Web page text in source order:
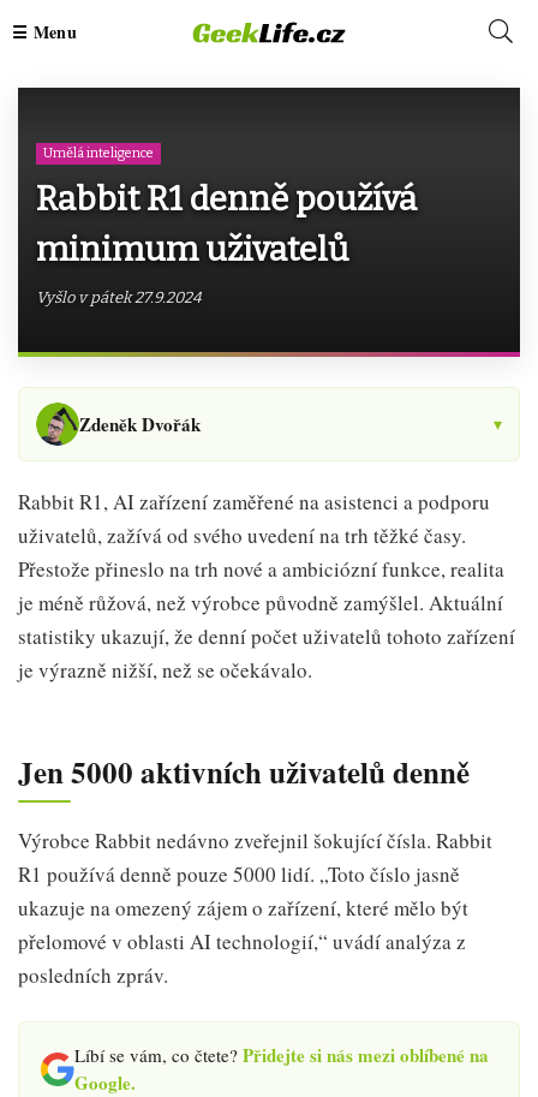
Umělá inteligence
Rabbit R1 denně používá
minimum uživatelů
Vyšlo v pátek 27.9.2024
Zdeněk Dvořák ▾
Rabbit R1, AI zařízení zaměřené na asistenci a podporu
uživatelů, zažívá od svého uvedení na trh těžké časy.
Přestože přineslo na trh nové a ambiciózní funkce, realita
je méně růžová, než výrobce původně zamýšlel. Aktuální
statistiky ukazují, že denní počet uživatelů tohoto zařízení
je výrazně nižší, než se očekávalo.
Jen 5000 aktivních uživatelů denně
Výrobce Rabbit nedávno zveřejnil šokující čísla. Rabbit
R1 používá denně pouze 5000 lidí. „Toto číslo jasně
ukazuje na omezený zájem o zařízení, které mělo být
přelomové v oblasti AI technologií,“ uvádí analýza z
posledních zpráv​.
Líbí se vám, co čtete? Přidejte si nás mezi oblíbené na
Google.